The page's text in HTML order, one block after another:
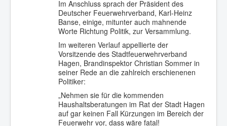
Im Anschluss sprach der Präsident des
Deutscher Feuerwehrverband, Karl-Heinz
Banse, einige, mitunter auch mahnende
Worte Richtung Politik, zur Versammlung.
Im weiteren Verlauf appellierte der
Vorsitzende des Stadtfeuerwehrverband
Hagen, Brandinspektor Christian Sommer in
seiner Rede an die zahlreich erschienenen
Politiker:
„Nehmen sie für die kommenden
Haushaltsberatungen im Rat der Stadt Hagen
auf gar keinen Fall Kürzungen im Bereich der
Feuerwehr vor, dass wäre fatal!